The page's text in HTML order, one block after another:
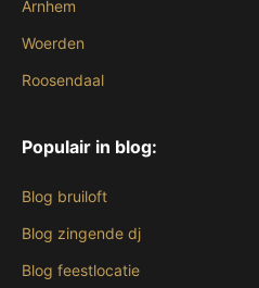
Arnhem
Woerden
Roosendaal
Populair in blog:
Blog bruiloft
Blog zingende dj
Blog feestlocatie